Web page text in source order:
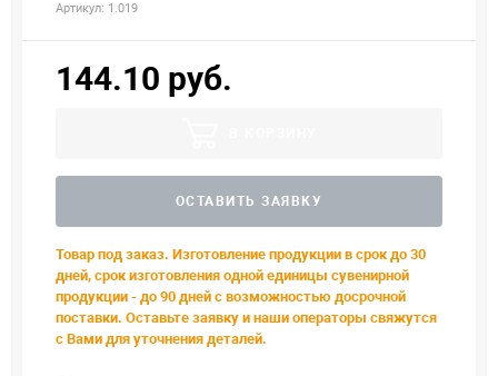
Артикул: 1.019
144.10 руб.
ОСТАВИТЬ ЗАЯВКУ
Товар под заказ. Изготовление продукции в срок до 30
дней, срок изготовления одной единицы сувенирной
продукции - до 90 дней с возможностью досрочной
поставки. Оставьте заявку и наши операторы свяжутся
с Вами для уточнения деталей.